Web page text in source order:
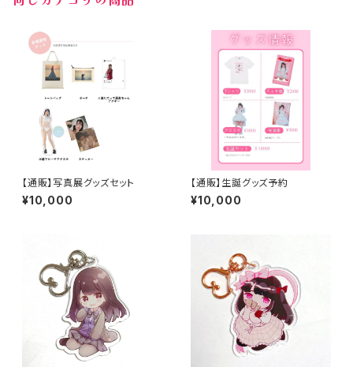
【通販】写真展グッズセット
¥10,000
【通販】生誕グッズ予約
¥10,000